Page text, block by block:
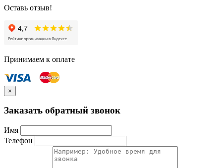
Оставь отзыв!
Принимаем к оплате
×
Заказать обратный звонок
Имя
Телефон